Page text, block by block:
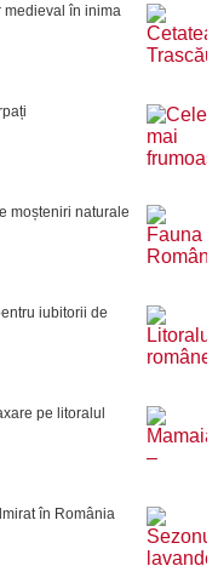
medieval în inima
moșteniri naturale
iubitorii de
pe litoralul
în România